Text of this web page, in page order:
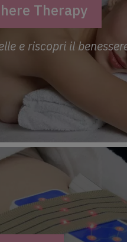
Therapy
e riscopri il